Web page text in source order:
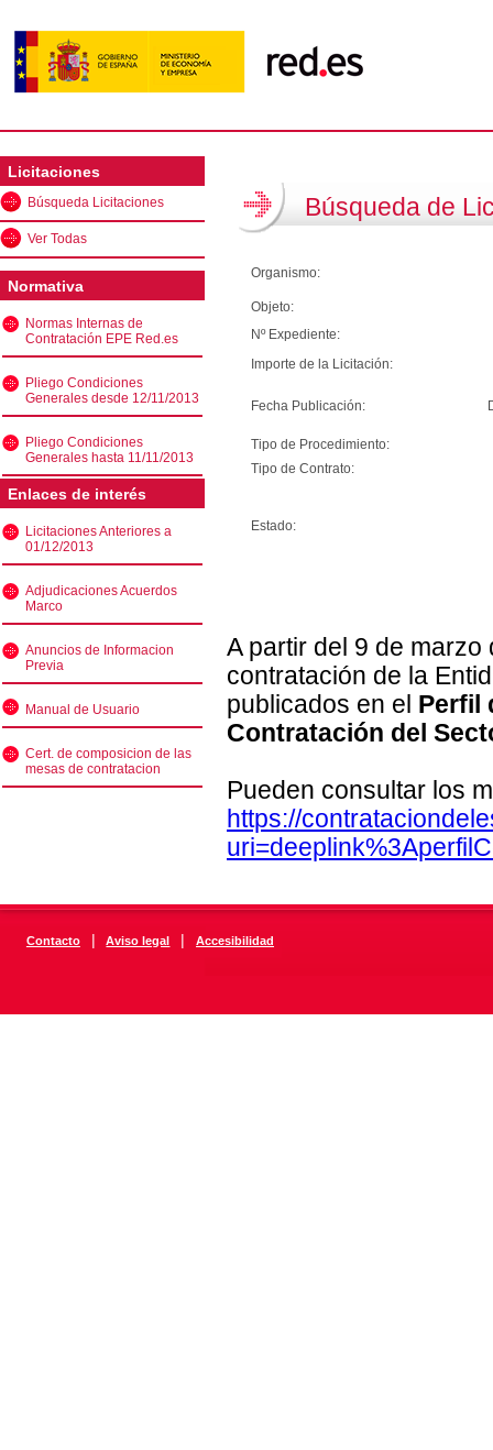
Licitaciones
Búsqueda Licitaciones
Ver Todas
Normativa
Normas Internas de
Contratación EPE Red.es
Pliego Condiciones
Generales desde 12/11/2013
Pliego Condiciones
Generales hasta 11/11/2013
Enlaces de interés
Licitaciones Anteriores a
01/12/2013
Adjudicaciones Acuerdos
Marco
Anuncios de Informacion
Previa
Manual de Usuario
Cert. de composicion de las
mesas de contratacion
Búsqueda de
Organismo:
Objeto:
Nº Expediente:
Importe de la Licitación:
Fecha Publicación:
Tipo de Procedimiento:
Tipo de Contrato:
Estado:
A partir del 9 de
contratación de la
publicados en el Perfil
Contratación del
Pueden consultar los
https://
Contacto | Aviso legal | Accesibilidad